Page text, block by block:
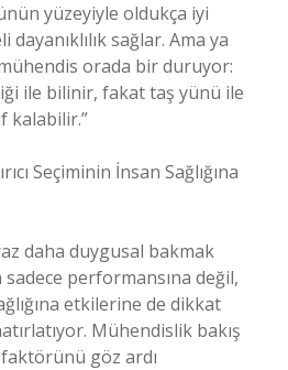
yüzeyiyle oldukça iyi
sağlar. Ama ya
orada bir duruyor:
ile bilinir, fakat taş yünü ile
kalabilir.”
Seçiminin İnsan Sağlığına
daha duygusal bakmak
sadece performansına değil,
etkilerine de dikkat
Mühendislik bakış
faktörünü göz ardı